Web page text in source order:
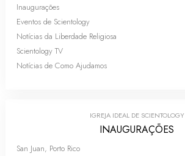
Inaugurações
Eventos de Scientology
Notícias da Liberdade Religiosa
Scientology TV
Notícias de Como Ajudamos
IGREJA IDEAL DE SCIENTOLOGY
INAUGURAÇÕES
San Juan, Porto Rico